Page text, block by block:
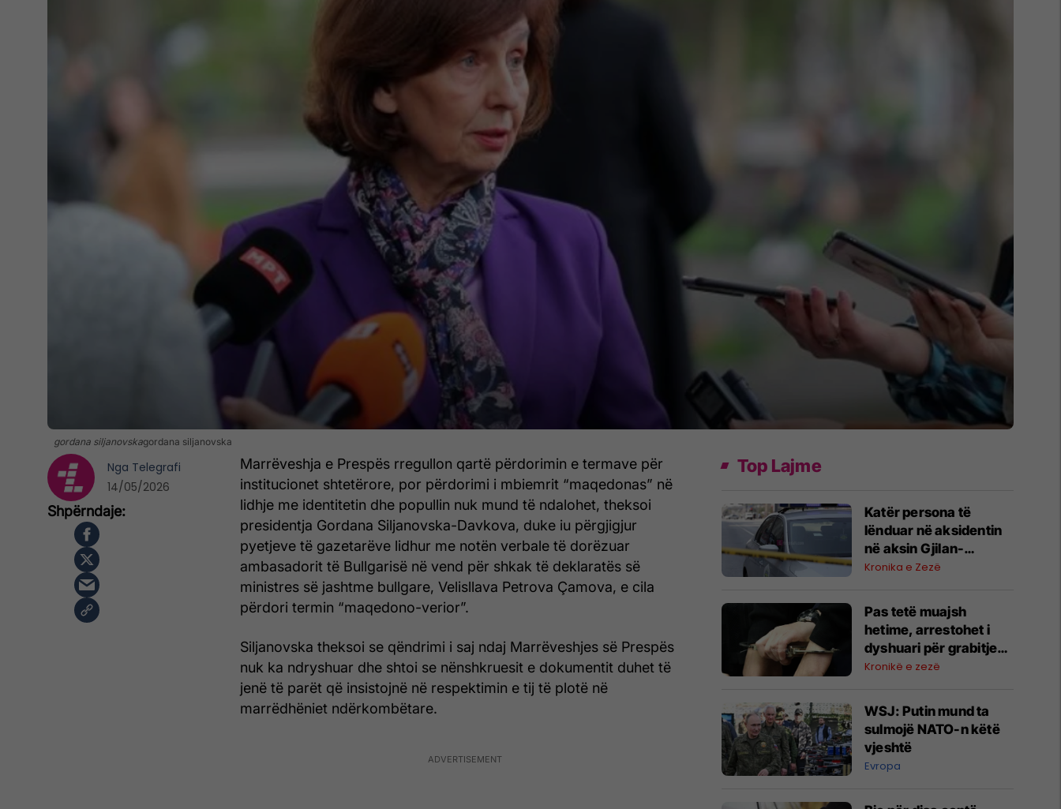
gordana siljanovskagordana siljanovska
Marrëveshja e Prespës rregullon qartë përdorimin e termave për
institucionet shtetërore, por përdorimi i mbiemrit “maqedonas” në
lidhje me identitetin dhe popullin nuk mund të ndalohet, theksoi
presidentja Gordana Siljanovska-Davkova, duke iu përgjigjur
pyetjeve të gazetarëve lidhur me notën verbale të dorëzuar
ambasadorit të Bullgarisë në vend për shkak të deklaratës së
ministres së jashtme bullgare, Velisllava Petrova Çamova, e cila
përdori termin “maqedono-verior”.
Siljanovska theksoi se qëndrimi i saj ndaj Marrëveshjes së Prespës
nuk ka ndryshuar dhe shtoi se nënshkruesit e dokumentit duhet të
jenë të parët që insistojnë në respektimin e tij të plotë në
marrëdhëniet ndërkombëtare.
Nga Telegrafi
14/05/2026
Top Lajme
Katër persona të
lënduar në aksidentin
në aksin Gjilan-
Koretishtë
Kronika e Zezë
Pas tetë muajsh
hetime, arrestohet i
dyshuari për grabitjen
e rëndë në Pejë
Kronikë e zezë
WSJ: Putin mund ta
sulmojë NATO-n këtë
vjeshtë
Evropa